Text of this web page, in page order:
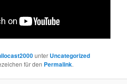
unter Uncategorized
für den Permalink.